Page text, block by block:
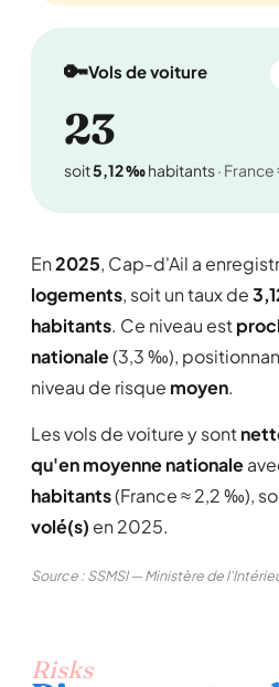
🔑Vols de voiture
23
soit5,12 ‰habitants·
En2025, Cap-d'Ail a
logements, soit un taux de
habitants. Ce niveau est
nationale(3,3 ‰),
niveau de risque moyen.
Les vols de voiture y sont
qu'en moyenne nationale
habitants(France ≈ 2,2 ‰),
volé(s) en 2025.
Source : SSMSI — Ministère de
Risks